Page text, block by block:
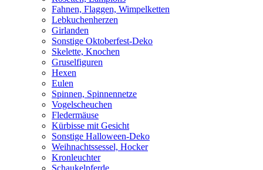
Fahnen, Flaggen, Wimpelketten
Lebkuchenherzen
Girlanden
Sonstige Oktoberfest-Deko
Skelette, Knochen
Gruselfiguren
Hexen
Eulen
Spinnen, Spinnennetze
Vogelscheuchen
Fledermäuse
Kürbisse mit Gesicht
Sonstige Halloween-Deko
Weihnachtssessel, Hocker
Kronleuchter
Schaukelpferde